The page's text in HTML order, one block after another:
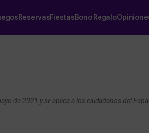
Reservas Fiestas Bono Regalo
de 2021 y se aplica a los ciudadanos del